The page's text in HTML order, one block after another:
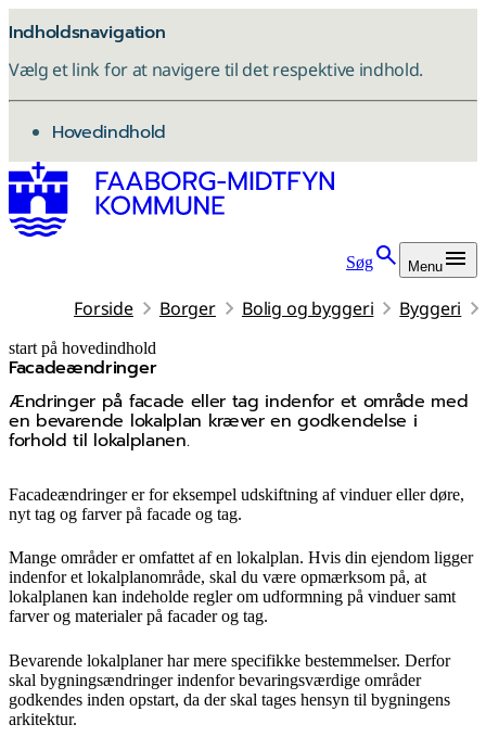
Indholdsnavigation
Vælg et link for at navigere til det respektive indhold.
gå til
Hovedindhold
Søg Menu
Forside Borger Bolig og byggeri Byggeri
start på hovedindhold
Facadeændringer
Ændringer på facade eller tag indenfor et område med
en bevarende lokalplan kræver en godkendelse i
forhold til lokalplanen.
senest opdateret 28. januar 2026
Facadeændringer er for eksempel udskiftning af vinduer eller døre,
nyt tag og farver på facade og tag.
Mange områder er omfattet af en lokalplan. Hvis din ejendom ligger
indenfor et lokalplanområde, skal du være opmærksom på, at
lokalplanen kan indeholde regler om udformning på vinduer samt
farver og materialer på facader og tag.
Bevarende lokalplaner har mere specifikke bestemmelser. Derfor
skal bygningsændringer indenfor bevaringsværdige områder
godkendes inden opstart, da der skal tages hensyn til bygningens
arkitektur.